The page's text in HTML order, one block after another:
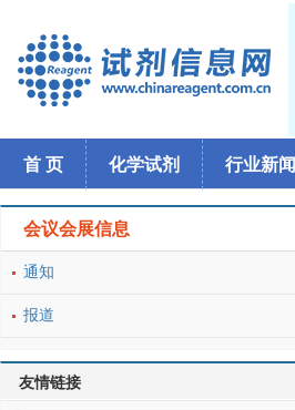
首 页 化学试剂 行业新闻
会议会展信息
通知
报道
友情链接